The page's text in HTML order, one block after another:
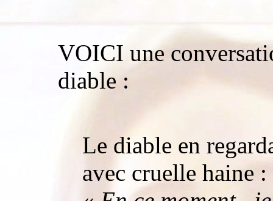
VOICI une
diable :
Le diable en
avec cruelle haine :